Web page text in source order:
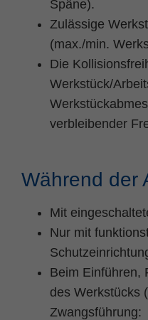
Späne).
Zulässige
(max./min.
Die
Werkstück/
verbleibender
Während der
Mit
Nur mit
Beim Einführen,
des Werkstücks
Zwangsführung: